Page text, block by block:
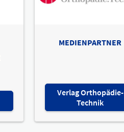
MEDIENPARTNER
Verlag Orthopädie-
Technik